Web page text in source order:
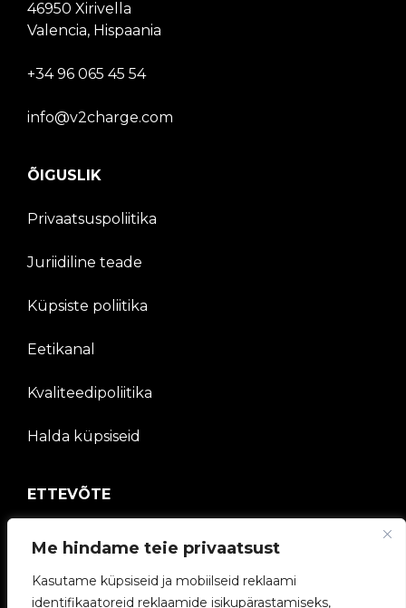
Me hindame teie privaatsust
Kasutame küpsiseid ja mobiilseid reklaami
identifikaatoreid reklaamide isikupärastamiseks,
46950 Xirivella
Valencia, Hispaania
+34 96 065 45 54
info@v2charge.com
ÕIGUSLIK
Privaatsuspoliitika
Juriidiline teade
Küpsiste poliitika
Eetikanal
Kvaliteedipoliitika
Halda küpsiseid
ETTEVÕTE
V2C kogukond
Töötage meiega